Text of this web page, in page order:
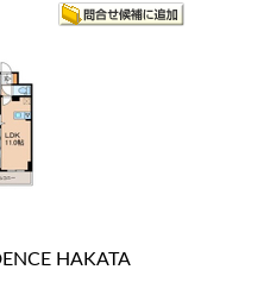
HAKATA